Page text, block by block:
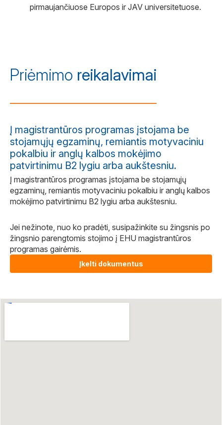
pirmaujančiuose Europos ir JAV universitetuose.
Priėmimo reikalavimai
Į magistrantūros programas įstojama be
stojamųjų egzaminų, remiantis motyvaciniu
pokalbiu ir anglų kalbos mokėjimo
patvirtinimu B2 lygiu arba aukštesniu.
Į magistrantūros programas įstojama be stojamųjų
egzaminų, remiantis motyvaciniu pokalbiu ir anglų kalbos
mokėjimo patvirtinimu B2 lygiu arba aukštesniu.
Jei nežinote, nuo ko pradėti, susipažinkite su žingsnis po
žingsnio parengtomis stojimo į EHU magistrantūros
programas gairėmis.
Įkelti dokumentus